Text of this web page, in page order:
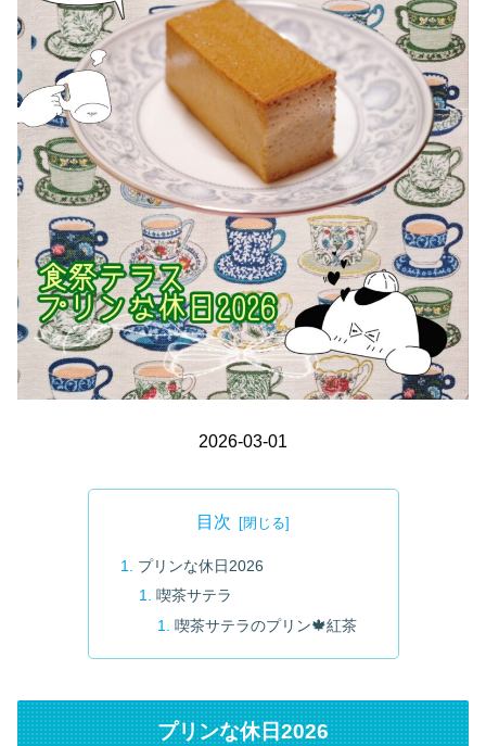
2026-03-01
目次
プリンな休日2026
喫茶サテラ
喫茶サテラのプリン🍁紅茶
プリンな休日2026